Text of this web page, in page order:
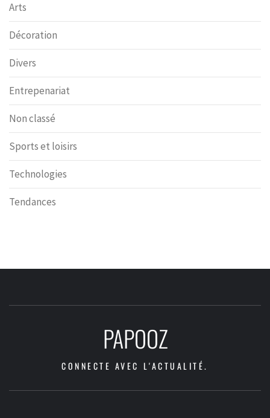
Arts
Décoration
Divers
Entrepenariat
Non classé
Sports et loisirs
Technologies
Tendances
PAPOOZ
CONNECTE AVEC L'ACTUALITÉ.